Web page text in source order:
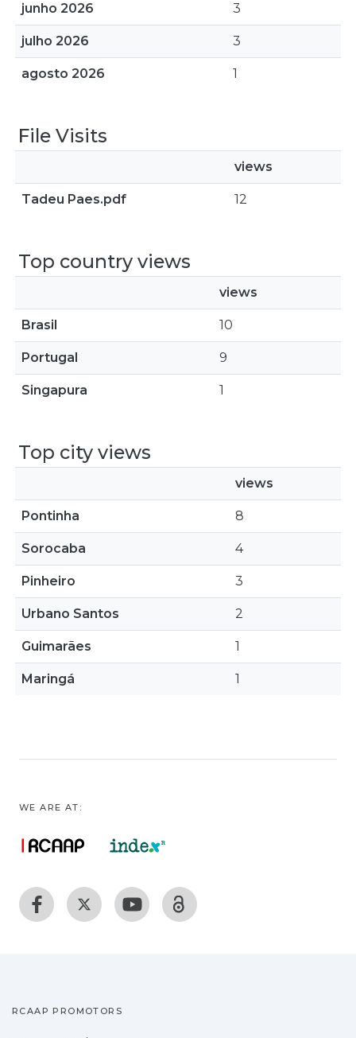
junho 2026 3
julho 2026 3
agosto 2026 1
File Visits
views
Tadeu Paes.pdf 12
Top country views
views
Brasil 10
Portugal 9
Singapura 1
Top city views
views
Pontinha 8
Sorocaba 4
Pinheiro 3
Urbano Santos 2
Guimarães 1
Maringá 1
WE ARE AT:
RCAAP PROMOTORS